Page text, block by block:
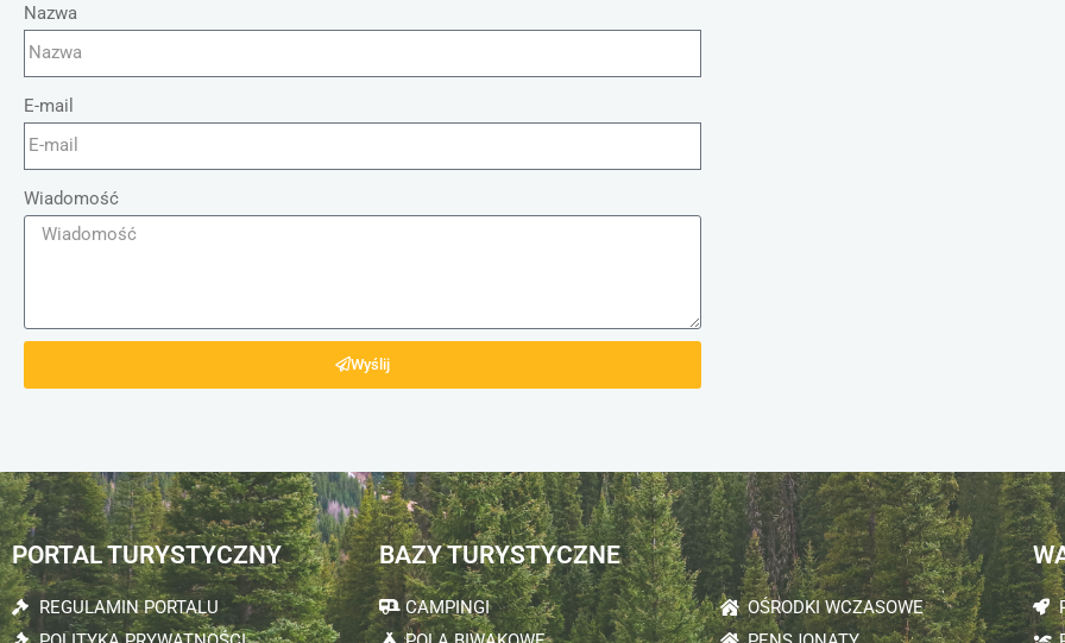
Nazwa
E-mail
Wiadomość
Wyślij
PORTAL TURYSTYCZNY
REGULAMIN PORTALU
BAZY TURYSTYCZNE
CAMPINGI
OŚRODKI WCZASOWE